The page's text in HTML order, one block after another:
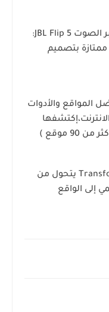
مراجعة مكبر الصوت JBL Flip 5:
بتصميم
المواقع والأدوات
موقع )
أخيرا Transformer يتحول من
إلى الواقع